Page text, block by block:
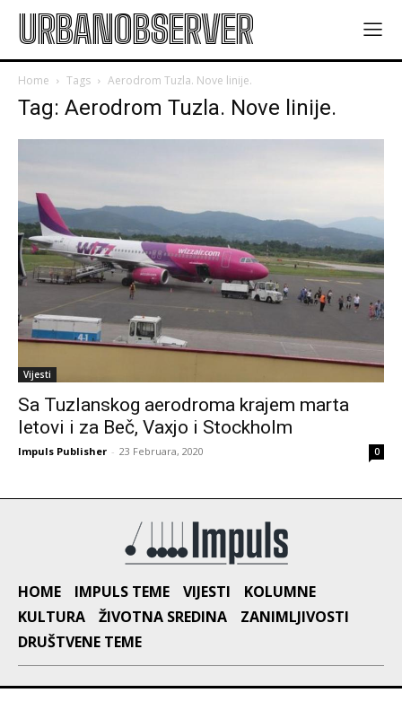
URBANOBSERVER
Home Tags Aerodrom Tuzla. Nove linije.
Tag: Aerodrom Tuzla. Nove linije.
Vijesti
Sa Tuzlanskog aerodroma krajem marta
letovi i za Beč, Vaxjo i Stockholm
Impuls Publisher - 23 Februara, 2020 0
HOME IMPULS TEME VIJESTI
KOLUMNE
KULTURA
ŽIVOTNA SREDINA
ZANIMLJIVOSTI
DRUŠTVENE TEME